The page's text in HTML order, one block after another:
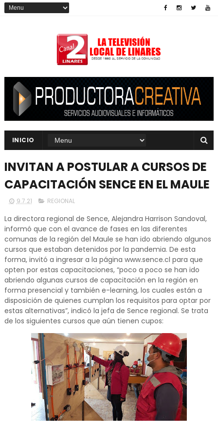
INICIO
INVITAN A POSTULAR A CURSOS DE
CAPACITACIÓN SENCE EN EL MAULE
9.7.21 REGIONAL
La directora regional de Sence, Alejandra Harrison Sandoval,
informó que con el avance de fases en las diferentes
comunas de la región del Maule se han ido abriendo algunos
cursos que estaban detenidos por la pandemia. De esta
forma, invitó a ingresar a la página www.sence.cl para que
opten por estas capacitaciones, “poco a poco se han ido
abriendo algunas cursos de capacitación en la región en
forma presencial y también e-learning, los cuales están a
disposición de quienes cumplan los requisitos para optar por
estas alternativas”, indicó la jefa de Sence regional. Se trata
de los siguientes cursos que aún tienen cupos: